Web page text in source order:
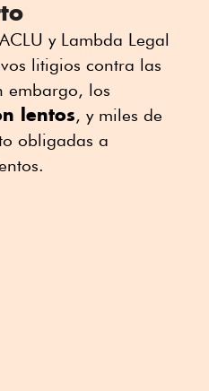
y Lambda Legal
litigios contra las
embargo, los
lentos, y miles de
obligadas a